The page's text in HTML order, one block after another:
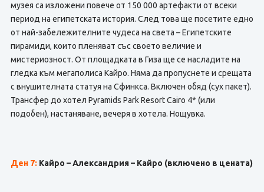
музея са изложени повече от 150 000 артефакти от всеки
период на египетската история. След това ще посетите едно
от най-забележителните чудеса на света – Египетските
пирамиди, които пленяват със своето величие и
мистериозност. От площадката в Гиза ще се насладите на
гледка към мегаполиса Кайро. Няма да пропуснете и срещата
с внушителната статуя на Сфинкса. Включен обяд (сух пакет).
Трансфер до хотел Pyramids Park Resort Cairo 4* (или
подобен), настаняване, вечеря в хотела. Нощувка.
Ден 7: Кайро – Александрия – Кайро (включено в цената)